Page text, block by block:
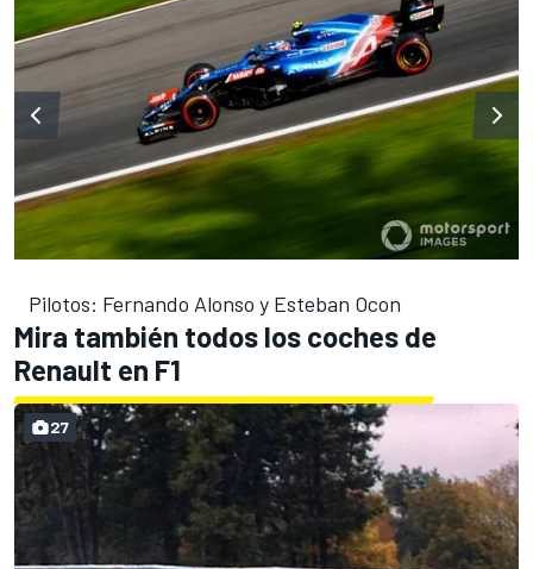
Pilotos: Fernando Alonso y Esteban Ocon
Mira también todos los coches de
Renault en F1
27